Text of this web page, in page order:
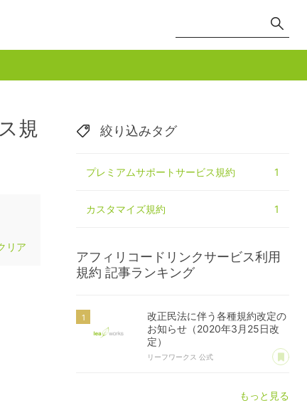
規
リア
絞り込みタグ
プレミアムサポートサービス規約 1
カスタマイズ規約 1
アフィリコードリンクサービス利用
規約 記事ランキング
改正民法に伴う各種規約改定の
お知らせ（2020年3月25日改
定）
リーフワークス 公式 あ
もっと見る